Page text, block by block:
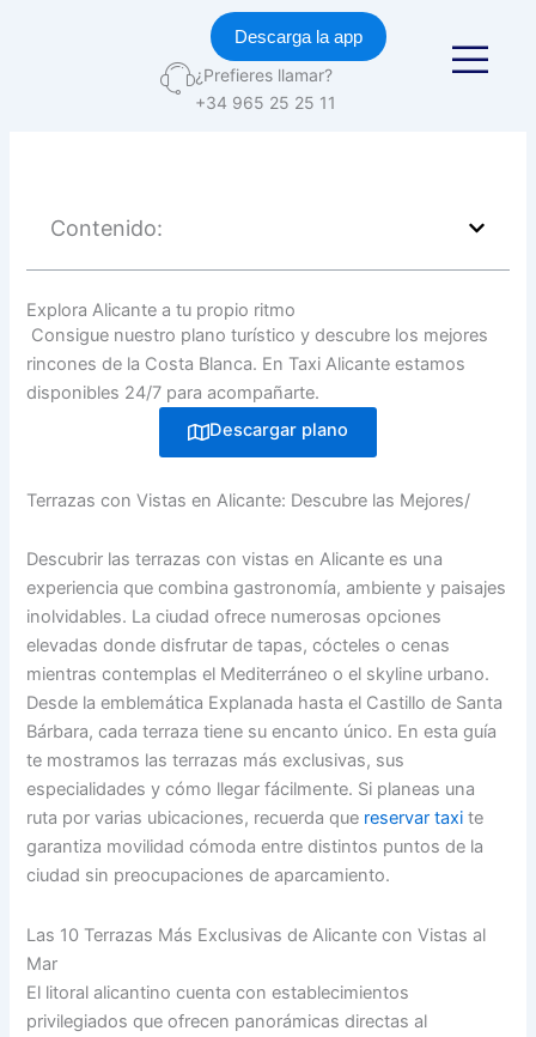
Descarga la app
¿Prefieres llamar?
+34 965 25 25 11
Contenido:
Explora Alicante a tu propio ritmo
Consigue nuestro plano turístico y descubre los mejores
rincones de la Costa Blanca. En Taxi Alicante estamos
disponibles 24/7 para acompañarte.
Descargar plano
Terrazas con Vistas en Alicante: Descubre las Mejores/
Descubrir las terrazas con vistas en Alicante es una
experiencia que combina gastronomía, ambiente y paisajes
inolvidables. La ciudad ofrece numerosas opciones
elevadas donde disfrutar de tapas, cócteles o cenas
mientras contemplas el Mediterráneo o el skyline urbano.
Desde la emblemática Explanada hasta el Castillo de Santa
Bárbara, cada terraza tiene su encanto único. En esta guía
te mostramos las terrazas más exclusivas, sus
especialidades y cómo llegar fácilmente. Si planeas una
ruta por varias ubicaciones, recuerda que reservar taxi te
garantiza movilidad cómoda entre distintos puntos de la
ciudad sin preocupaciones de aparcamiento.
Las 10 Terrazas Más Exclusivas de Alicante con Vistas al
Mar
El litoral alicantino cuenta con establecimientos
privilegiados que ofrecen panorámicas directas al